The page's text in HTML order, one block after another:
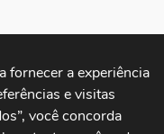
fornecer a experiência
e visitas
você concorda